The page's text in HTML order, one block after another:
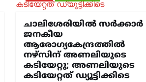
ചാലിശേരിയില്‍ സര്‍ക്കാര്‍
ജനകീയ
ആരോഗ്യകേന്ദ്രത്തില്‍
നഴ്സിന് അണലിയുടെ
കടിയേറ്റു; അണലിയുടെ
കടിയേറ്റത് ഡ്യൂട്ടിക്കിടെ